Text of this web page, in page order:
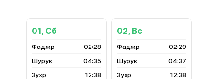
01, Сб
02:28
04:35
12:38
02, Вс
02:29
04:37
12:38